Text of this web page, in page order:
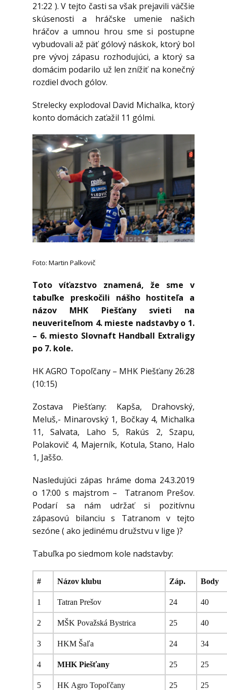
21:22 ). V tejto časti sa však prejavili väčšie
skúsenosti a hráčske umenie našich
hráčov a umnou hrou sme si postupne
vybudovali až päť gólový náskok, ktorý bol
pre vývoj zápasu rozhodujúci, a ktorý sa
domácim podarilo už len znížiť na konečný
rozdiel dvoch gólov.
Strelecky explodoval David Michalka, ktorý
konto domácich zaťažil 11 gólmi.
Foto: Martin Palkovič
Toto víťazstvo znamená, že sme v
tabuľke preskočili nášho hostiteľa a
názov MHK Piešťany svieti na
neuveriteľnom 4. mieste nadstavby o 1.
– 6. miesto Slovnaft Handball Extraligy
po 7. kole.
HK AGRO Topoľčany – MHK Piešťany 26:28
(10:15)
Zostava Piešťany: Kapša, Drahovský,
Meluš,- Minarovský 1, Bočkay 4, Michalka
11, Salvata, Laho 5, Rakús 2, Szapu,
Polakovič 4, Majerník, Kotula, Stano, Halo
1, Jaššo.
Nasledujúci zápas hráme doma 24.3.2019
o 17:00 s majstrom – Tatranom Prešov.
Podarí sa nám udržať si pozitívnu
zápasovú bilanciu s Tatranom v tejto
sezóne ( ako jedinému družstvu v lige )?
Tabuľka po siedmom kole nadstavby:
# Názov klubu Záp. Body
1 Tatran Prešov 24 40
2 MŠK Považská Bystrica 25 40
3 HKM Šaľa 24 34
4 MHK Piešťany 25 25
5 HK Agro Topoľčany 25 25